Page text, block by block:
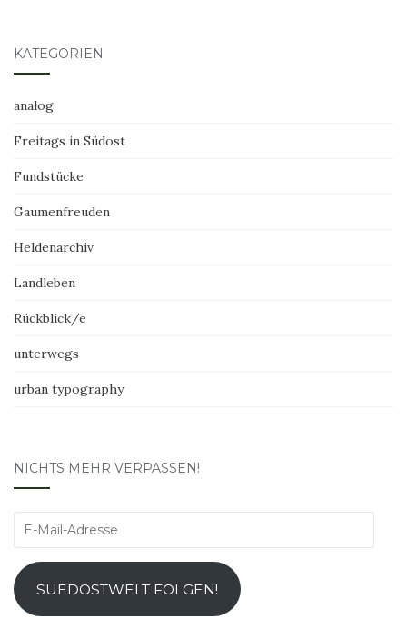
KATEGORIEN
analog
Freitags in Südost
Fundstücke
Gaumenfreuden
Heldenarchiv
Landleben
Rückblick/e
unterwegs
urban typography
NICHTS MEHR VERPASSEN!
E-
Adresse
SUEDOSTWELT FOLGEN!